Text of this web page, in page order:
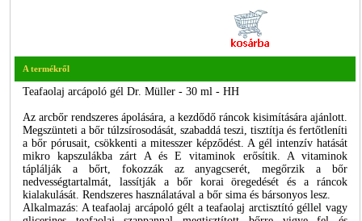
A termékről
Teafaolaj arcápoló gél Dr. Müller - 30 ml - HH
Az arcbőr rendszeres ápolására, a kezdődő ráncok kisimítására ajánlott.
Megszünteti a bőr túlzsírosodását, szabaddá teszi, tisztítja és fertőtleníti
a bőr pórusait, csökkenti a mitesszer képződést. A gél intenzív hatását
mikro kapszulákba zárt A és E vitaminok erősítik. A vitaminok
táplálják a bőrt, fokozzák az anyagcserét, megőrzik a bőr
nedvességtartalmát, lassítják a bőr korai öregedését és a ráncok
kialakulását. Rendszeres használatával a bőr sima és bársonyos lesz.
Alkalmazás: A teafaolaj arcápoló gélt a teafaolaj arctisztító géllel vagy